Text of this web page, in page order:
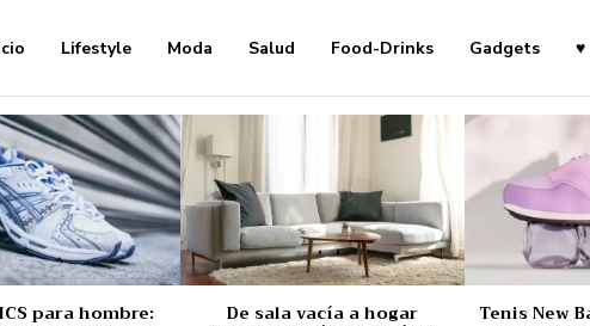
Lifestyle Moda Salud Food-Drinks Gadgets ♥
para hombre: De sala vacía a hogar Tenis New